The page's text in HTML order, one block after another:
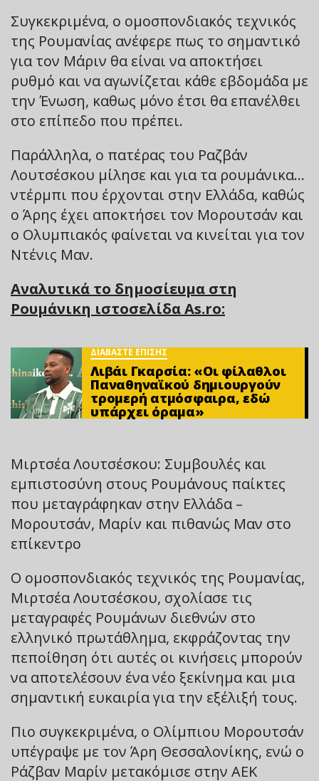
Συγκεκριμένα, ο ομοσπονδιακός τεχνικός
της Ρουμανίας ανέφερε πως το σημαντικό
για τον Μάριν θα είναι να αποκτήσει
ρυθμό και να αγωνίζεται κάθε εβδομάδα με
την Ένωση, καθως μόνο έτσι θα επανέλθει
στο επίπεδο που πρέπει.
Παράλληλα, ο πατέρας του Ραζβάν
Λουτσέσκου μίλησε και για τα ρουμάνικα…
ντέρμπι που έρχονται στην Ελλάδα, καθώς
ο Άρης έχει αποκτήσει τον Μορουτσάν και
ο Ολυμπιακός φαίνεται να κινείται για τον
Ντένις Μαν.
Αναλυτικά το δημοσίευμα στη
Ρουμάνικη ιστοσελίδα As.ro:
ΔΙΑΒΑΣΤΕ ΕΠΙΣΗΣ
Λιβάι Γκαρσία: «Οι φίλαθλοι
Παναθηναϊκού δημιουργούν
τρομερή ατμόσφαιρα, εδώ
υπάρχει όραμα»
Μιρτσέα Λουτσέσκου: Συμβουλές και
εμπιστοσύνη στους Ρουμάνους παίκτες
που μεταγράφηκαν στην Ελλάδα –
Μορουτσάν, Μαρίν και πιθανώς Μαν στο
επίκεντρο
Ο ομοσπονδιακός τεχνικός της Ρουμανίας,
Μιρτσέα Λουτσέσκου, σχολίασε τις
μεταγραφές Ρουμάνων διεθνών στο
ελληνικό πρωτάθλημα, εκφράζοντας την
πεποίθηση ότι αυτές οι κινήσεις μπορούν
να αποτελέσουν ένα νέο ξεκίνημα και μια
σημαντική ευκαιρία για την εξέλιξή τους.
Πιο συγκεκριμένα, ο Ολίμπιου Μορουτσάν
υπέγραψε με τον Άρη Θεσσαλονίκης, ενώ ο
Ράζβαν Μαρίν μετακόμισε στην ΑΕΚ